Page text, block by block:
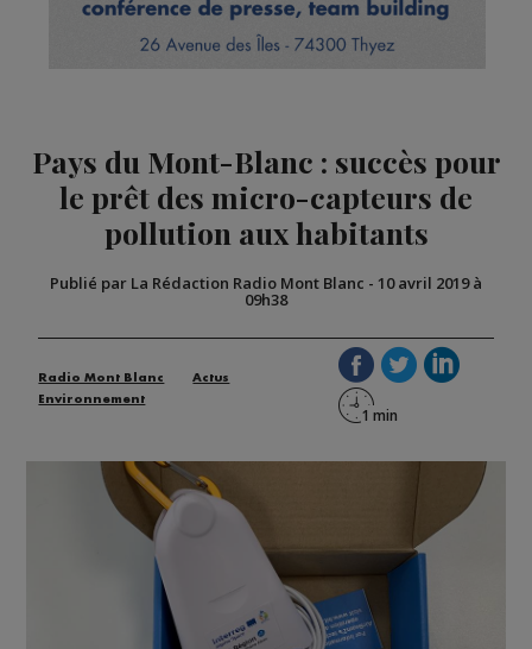
Pays du Mont-Blanc : succès pour
le prêt des micro-capteurs de
pollution aux habitants
Publié par La Rédaction Radio Mont Blanc - 10 avril 2019 à
09h38
Radio Mont Blanc
Actus
Environnement